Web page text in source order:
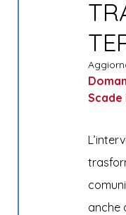
Sostenibilità
Scade
anche